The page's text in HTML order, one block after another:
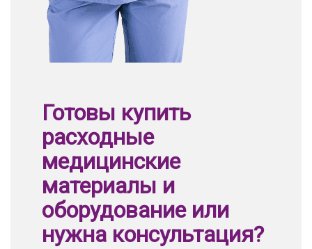
Готовы купить
расходные
медицинские
материалы и
оборудование или
нужна консультация?